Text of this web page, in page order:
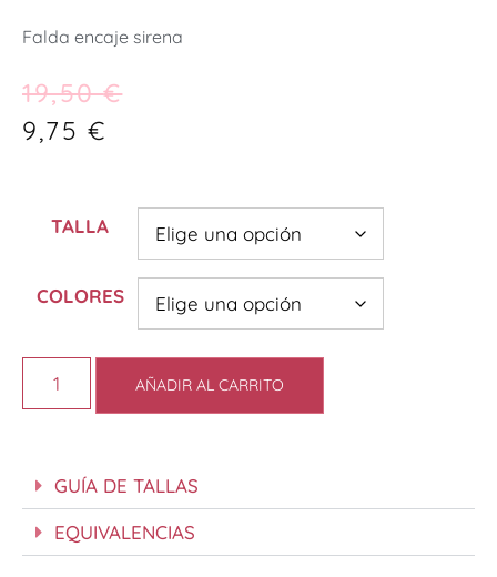
Falda encaje sirena
19,50€
9,75 €
TALLA
COLORES
AÑADIR AL CARRITO
GUÍA DE TALLAS
EQUIVALENCIAS